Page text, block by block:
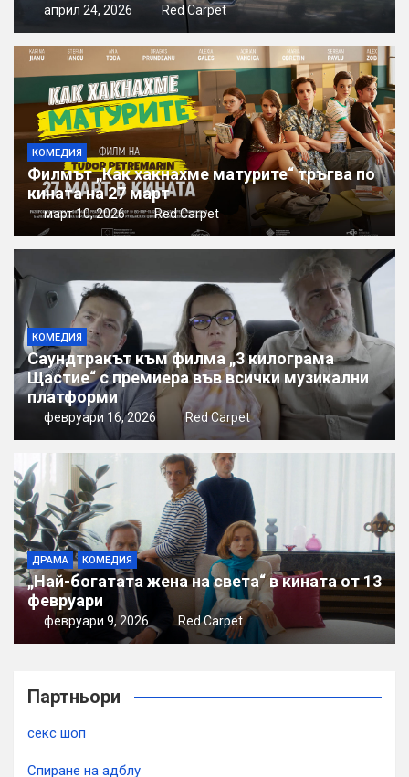
април 24, 2026 Red Carpet
КОМЕДИЯ
Филмът „Как хакнахме матурите“ тръгва по
кината на 27 март
март 10, 2026 Red Carpet
КОМЕДИЯ
Саундтракът към филма „3 килограма
Щастие“ с премиера във всички музикални
платформи
февруари 16, 2026 Red Carpet
ДРАМА КОМЕДИЯ
„Най-богатата жена на света“ в кината от 13
февруари
февруари 9, 2026 Red Carpet
Партньори
секс шоп
Спиране на адблу